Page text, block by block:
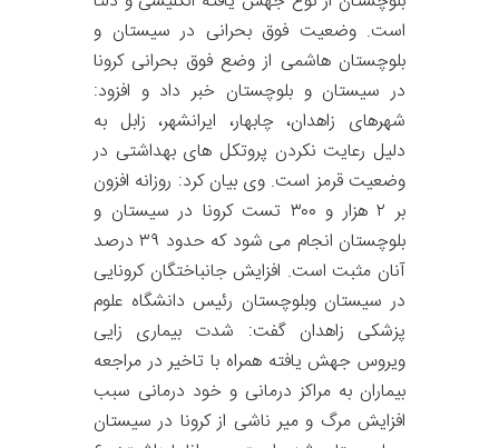
است. وضعیت فوق بحرانی در سیستان و
بلوچستان هاشمی از وضع فوق بحرانی کرونا
در سیستان و بلوچستان خبر داد و افزود:
شهرهای زاهدان، چابهار، ایرانشهر، زابل به
دلیل رعایت نکردن پروتکل های بهداشتی در
وضعیت قرمز است. وی بیان کرد: روزانه افزون
بر ۲ هزار و ۳۰۰ تست کرونا در سیستان و
بلوچستان انجام می شود که حدود ۳۹ درصد
آنان مثبت است. افزایش جانباختگان کرونایی
در سیستان وبلوچستان رئیس دانشگاه علوم
پزشکی زاهدان گفت: شدت بیماری زایی
ویروس جهش یافته همراه با تاخیر در مراجعه
بیماران به مراکز درمانی و خود درمانی سبب
افزایش مرگ و میر ناشی از کرونا در سیستان